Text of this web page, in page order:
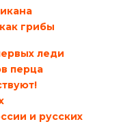
грибы
леди
перца
и русских